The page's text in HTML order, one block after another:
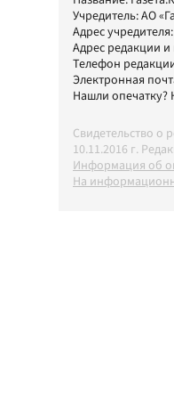
Учредитель:АО
Адрес
Адрес редакции и
Телефон
Электронная
Нашли
Свидетельство
10.11.2016 г.
Информация об
На